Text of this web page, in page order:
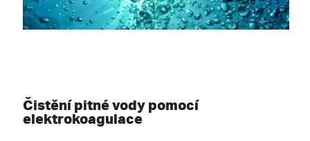
Čistění pitné vody pomocí
elektrokoagulace